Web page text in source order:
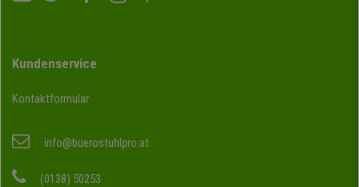
Kundenservice
Kontaktformular
info@buerostuhlpro.at
(0138) 50253